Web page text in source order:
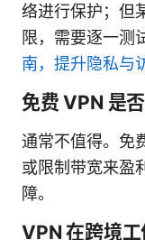
络进行保护；但
限，需要逐一测
南，提升隐私与
免费 VPN 是
通常不值得。免
或限制带宽来盈
障。
VPN 在跨境工